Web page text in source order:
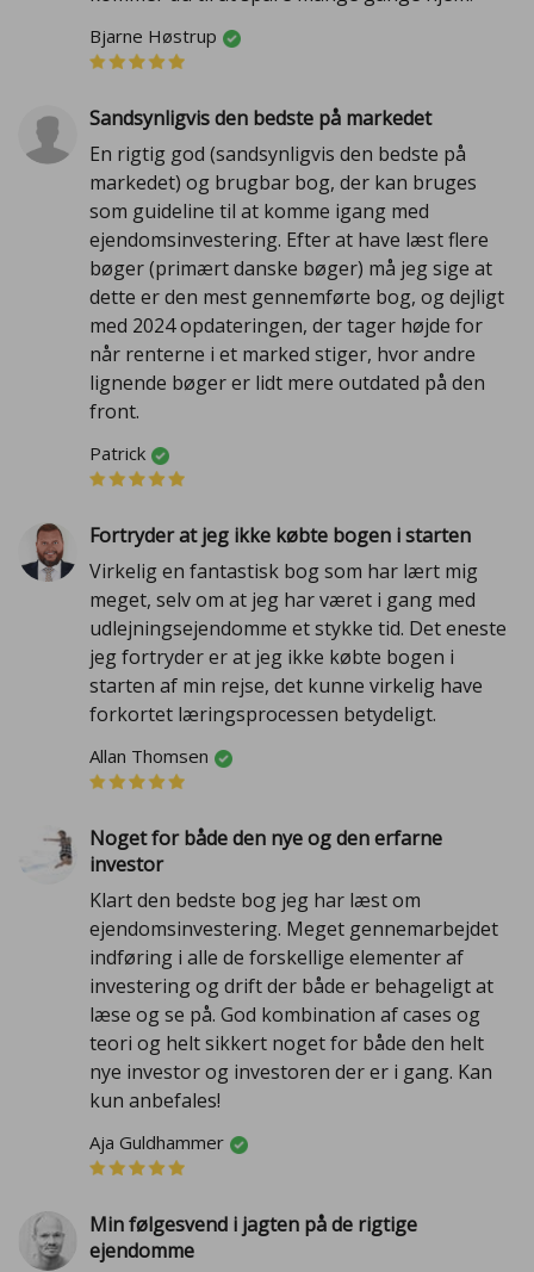
Bjarne Høstrup
Sandsynligvis den bedste på markedet
En rigtig god (sandsynligvis den bedste på
markedet) og brugbar bog, der kan bruges
som guideline til at komme igang med
ejendomsinvestering. Efter at have læst flere
bøger (primært danske bøger) må jeg sige at
dette er den mest gennemførte bog, og dejligt
med 2024 opdateringen, der tager højde for
når renterne i et marked stiger, hvor andre
lignende bøger er lidt mere outdated på den
front.
Patrick
Fortryder at jeg ikke købte bogen i starten
Virkelig en fantastisk bog som har lært mig
meget, selv om at jeg har været i gang med
udlejningsejendomme et stykke tid. Det eneste
jeg fortryder er at jeg ikke købte bogen i
starten af min rejse, det kunne virkelig have
forkortet læringsprocessen betydeligt.
Allan Thomsen
Noget for både den nye og den erfarne
investor
Klart den bedste bog jeg har læst om
ejendomsinvestering. Meget gennemarbejdet
indføring i alle de forskellige elementer af
investering og drift der både er behageligt at
læse og se på. God kombination af cases og
teori og helt sikkert noget for både den helt
nye investor og investoren der er i gang. Kan
kun anbefales!
Aja Guldhammer
Min følgesvend i jagten på de rigtige
ejendomme